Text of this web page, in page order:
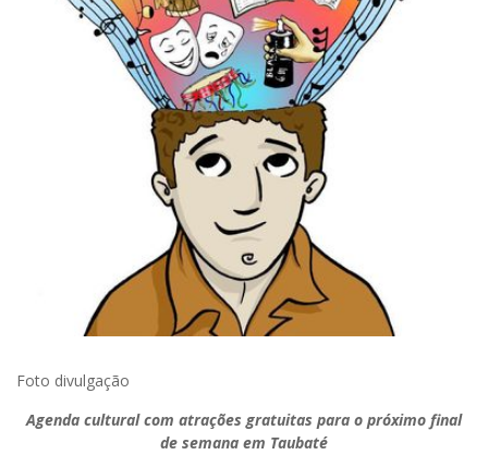
Foto divulgação
Agenda cultural com atrações gratuitas para o próximo final
de semana em Taubaté